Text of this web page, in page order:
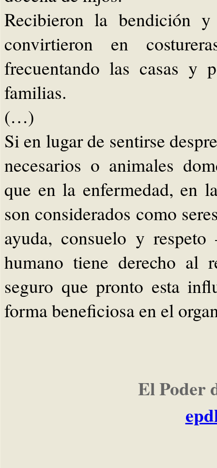
Recibieron la bendición
convirtieron en
frecuentando las casas y
familias.
(…)
Si en lugar de sentirse
necesarios o animales
que en la enfermedad, en
son considerados como
ayuda, consuelo y
humano tiene derecho
seguro que pronto esta
forma beneficiosa en el
El Poder